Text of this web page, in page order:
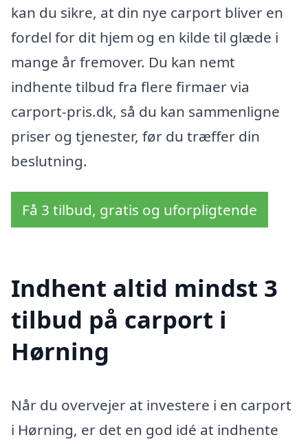
kan du sikre, at din nye carport bliver en
fordel for dit hjem og en kilde til glæde i
mange år fremover. Du kan nemt
indhente tilbud fra flere firmaer via
carport-pris.dk, så du kan sammenligne
priser og tjenester, før du træffer din
beslutning.
Få 3 tilbud, gratis og uforpligtende
Indhent altid mindst 3
tilbud på carport i
Hørning
Når du overvejer at investere i en carport
i Hørning, er det en god idé at indhente